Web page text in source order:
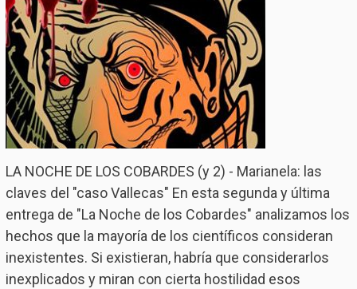
LA NOCHE DE LOS COBARDES (y 2) - Marianela: las
claves del "caso Vallecas" En esta segunda y última
entrega de "La Noche de los Cobardes" analizamos los
hechos que la mayoría de los científicos consideran
inexistentes. Si existieran, habría que considerarlos
inexplicados y miran con cierta hostilidad esos